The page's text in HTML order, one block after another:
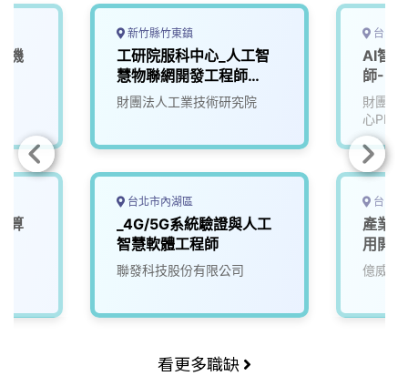
機
算
新竹縣竹東鎮
工研院服科中心_人工智
慧物聯網開發工程師
(S300)
財團法人工業技術研究院
台北市內湖區
_4G/5G系統驗證與人工
智慧軟體工程師
聯發科技股份有限公司
台中
AI智
師-
財團法
心PMC
台中
產業
用開
億威電
看更多職缺